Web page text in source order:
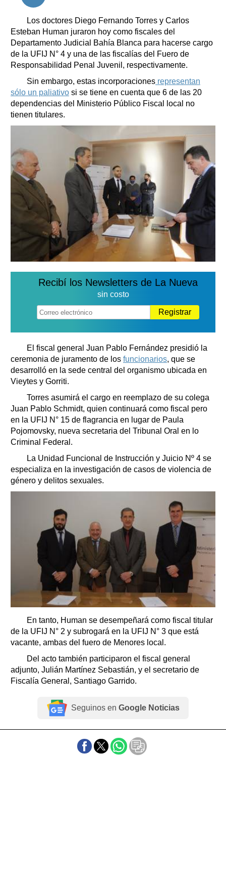
Suplementos
Servicios
Farmacias
Transportes
Loterías
Datos Útiles
Edictos
Teléfonos de urgencia
Los doctores Diego Fernando Torres y Carlos
Esteban Human juraron hoy como fiscales del
Departamento Judicial Bahía Blanca para hacerse cargo
de la UFIJ N° 4 y una de las fiscalías del Fuero de
Responsabilidad Penal Juvenil, respectivamente.
Sin embargo, estas incorporaciones representan
sólo un paliativo si se tiene en cuenta que 6 de las 20
dependencias del Ministerio Público Fiscal local no
tienen titulares.
Recibí los Newsletters de La Nueva
sin costo
Registrar
El fiscal general Juan Pablo Fernández presidió la
ceremonia de juramento de los funcionarios, que se
desarrolló en la sede central del organismo ubicada en
Vieytes y Gorriti.
Torres asumirá el cargo en reemplazo de su colega
Juan Pablo Schmidt, quien continuará como fiscal pero
en la UFIJ N° 15 de flagrancia en lugar de Paula
Pojomovsky, nueva secretaria del Tribunal Oral en lo
Criminal Federal.
La Unidad Funcional de Instrucción y Juicio Nº 4 se
especializa en la investigación de casos de violencia de
género y delitos sexuales.
En tanto, Human se desempeñará como fiscal titular
de la UFIJ N° 2 y subrogará en la UFIJ N° 3 que está
vacante, ambas del fuero de Menores local.
Del acto también participaron el fiscal general
adjunto, Julián Martínez Sebastián, y el secretario de
Fiscalía General, Santiago Garrido.
Seguinos en Google Noticias